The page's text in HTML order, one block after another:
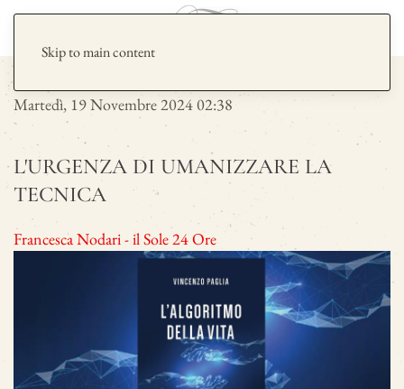
Skip to main content
Martedì, 19 Novembre 2024 02:38
L'URGENZA DI UMANIZZARE LA
TECNICA
Francesca Nodari - il Sole 24 Ore